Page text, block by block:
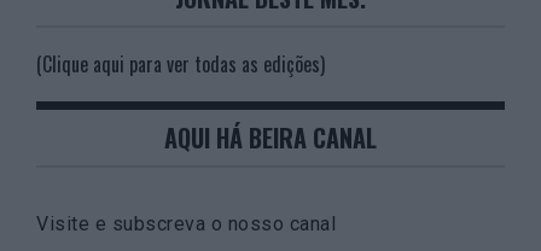
(Clique aqui para ver todas as edições)
AQUI HÁ BEIRA CANAL
Visite e subscreva o nosso canal